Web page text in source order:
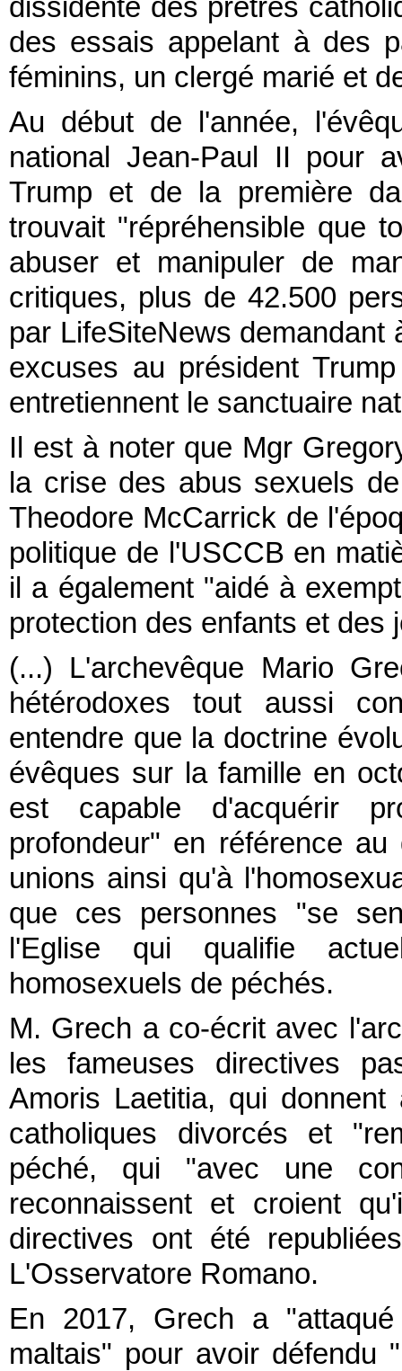
dissidente des prêtres
des essais appelant à des
féminins, un clergé marié et
Au début de l'année,
national Jean-Paul II pour
Trump et de la première
trouvait "répréhensible que
abuser et manipuler de
critiques, plus de 42.500
par LifeSiteNews
excuses au président
entretiennent le sanctuaire
Il est à noter que Mgr
la crise des abus sexuels
Theodore McCarrick de
politique de l'USCCB en
il a également "aidé à
protection des enfants et des
(...) L'archevêque Mario
hétérodoxes tout aussi
entendre que la doctrine
évêques sur la famille en
est capable d'acquérir
profondeur" en référence
unions ainsi qu'à
que ces personnes "se
l'Eglise qui qualifie
homosexuels de péchés.
M. Grech a co-écrit avec
les fameuses directives
Amoris Laetitia, qui
catholiques divorcés et
péché, qui "avec une
reconnaissent et croient
directives ont été
L'Osservatore Romano.
En 2017, Grech a
maltais" pour avoir défendu